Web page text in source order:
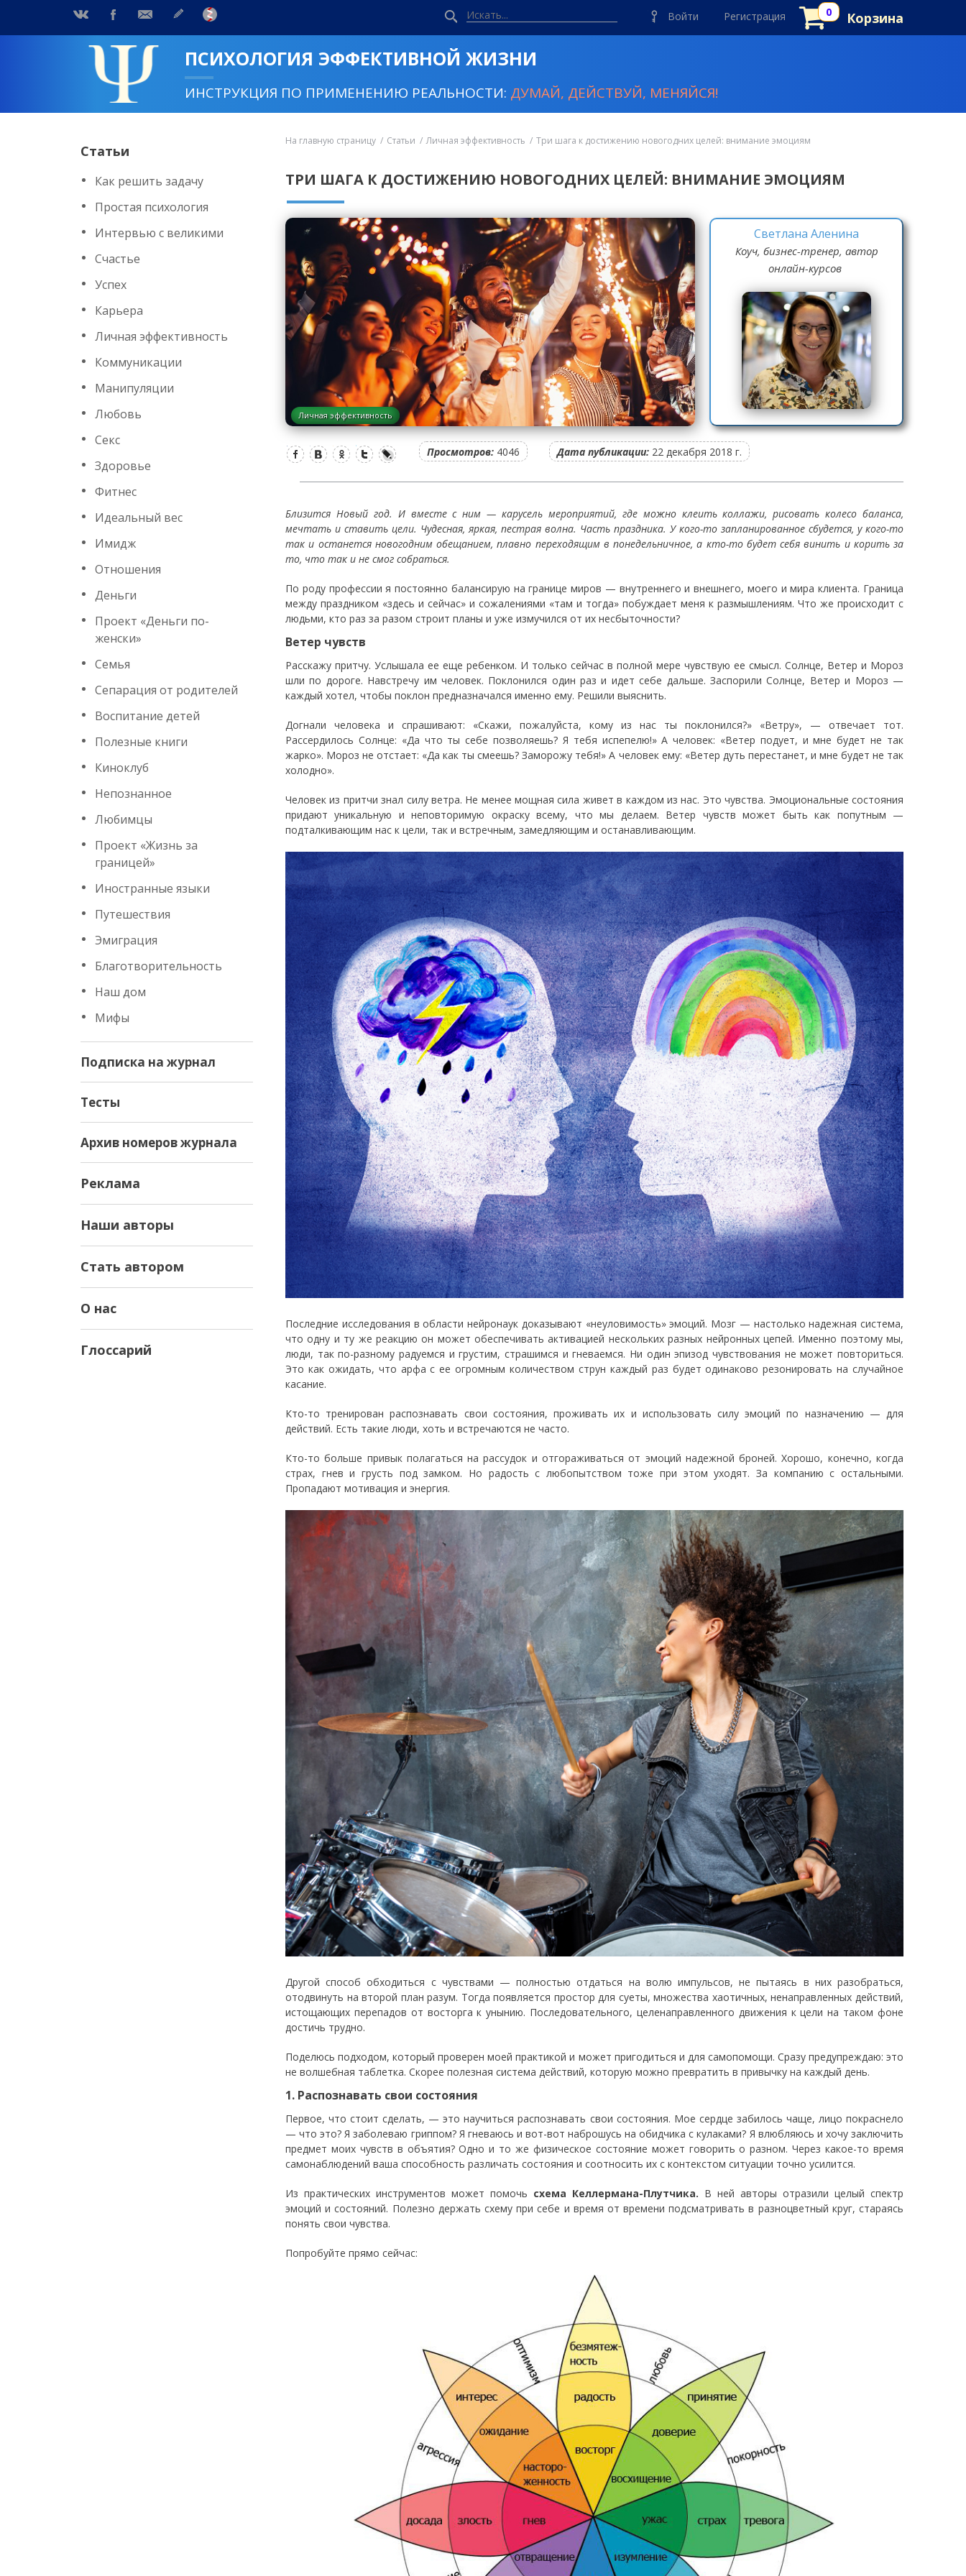
Войти Регистрация Корзина
ПСИХОЛОГИЯ ЭФФЕКТИВНОЙ ЖИЗНИ
ИНСТРУКЦИЯ ПО ПРИМЕНЕНИЮ РЕАЛЬНОСТИ: ДУМАЙ, ДЕЙСТВУЙ, МЕНЯЙСЯ!
Статьи
Как решить задачу
Простая психология
Интервью с великими
Счастье
Успех
Карьера
Личная эффективность
Коммуникации
Манипуляции
Любовь
Секс
Здоровье
Фитнес
Идеальный вес
Имидж
Отношения
Деньги
Проект «Деньги по-
женски»
Семья
Сепарация от родителей
Воспитание детей
Полезные книги
Киноклуб
Непознанное
Любимцы
Проект «Жизнь за
границей»
Иностранные языки
Путешествия
Эмиграция
Благотворительность
Наш дом
Мифы
Подписка на журнал
Тесты
Архив номеров журнала
Реклама
Наши авторы
Стать автором
О нас
Глоссарий
На главную страницу Статьи Личная эффективность Три шага к достижению новогодних целей: внимание эмоциям
ТРИ ШАГА К ДОСТИЖЕНИЮ НОВОГОДНИХ ЦЕЛЕЙ: ВНИМАНИЕ ЭМОЦИЯМ
Личная эффективность
Светлана Аленина
Коуч, бизнес-тренер, автор
онлайн-курсов
Просмотров: 4046 Дата публикации: 22 декабря 2018 г.
Близится Новый год. И вместе с ним — карусель мероприятий, где можно клеить коллажи, рисовать колесо баланса,
мечтать и ставить цели. Чудесная, яркая, пестрая волна. Часть праздника. У кого-то запланированное сбудется, у кого-то
так и останется новогодним обещанием, плавно переходящим в понедельничное, а кто-то будет себя винить и корить за
то, что так и не смог собраться.
По роду профессии я постоянно балансирую на границе миров — внутреннего и внешнего, моего и мира клиента. Граница
между праздником «здесь и сейчас» и сожалениями «там и тогда» побуждает меня к размышлениям. Что же происходит с
людьми, кто раз за разом строит планы и уже измучился от их несбыточности?
Ветер чувств
Расскажу притчу. Услышала ее еще ребенком. И только сейчас в полной мере чувствую ее смысл. Солнце, Ветер и Мороз
шли по дороге. Навстречу им человек. Поклонился один раз и идет себе дальше. Заспорили Солнце, Ветер и Мороз —
каждый хотел, чтобы поклон предназначался именно ему. Решили выяснить.
Догнали человека и спрашивают: «Скажи, пожалуйста, кому из нас ты поклонился?» «Ветру», — отвечает тот.
Рассердилось Солнце: «Да что ты себе позволяешь? Я тебя испепелю!» А человек: «Ветер подует, и мне будет не так
жарко». Мороз не отстает: «Да как ты смеешь? Заморожу тебя!» А человек ему: «Ветер дуть перестанет, и мне будет не так
холодно».
Человек из притчи знал силу ветра. Не менее мощная сила живет в каждом из нас. Это чувства. Эмоциональные состояния
придают уникальную и неповторимую окраску всему, что мы делаем. Ветер чувств может быть как попутным —
подталкивающим нас к цели, так и встречным, замедляющим и останавливающим.
Последние исследования в области нейронаук доказывают «неуловимость» эмоций. Мозг — настолько надежная система,
что одну и ту же реакцию он может обеспечивать активацией нескольких разных нейронных цепей. Именно поэтому мы,
люди, так по-разному радуемся и грустим, страшимся и гневаемся. Ни один эпизод чувствования не может повториться.
Это как ожидать, что арфа с ее огромным количеством струн каждый раз будет одинаково резонировать на случайное
касание.
Кто-то тренирован распознавать свои состояния, проживать их и использовать силу эмоций по назначению — для
действий. Есть такие люди, хоть и встречаются не часто.
Кто-то больше привык полагаться на рассудок и отгораживаться от эмоций надежной броней. Хорошо, конечно, когда
страх, гнев и грусть под замком. Но радость с любопытством тоже при этом уходят. За компанию с остальными.
Пропадают мотивация и энергия.
Другой способ обходиться с чувствами — полностью отдаться на волю импульсов, не пытаясь в них разобраться,
отодвинуть на второй план разум. Тогда появляется простор для суеты, множества хаотичных, ненаправленных действий,
истощающих перепадов от восторга к унынию. Последовательного, целенаправленного движения к цели на таком фоне
достичь трудно.
Поделюсь подходом, который проверен моей практикой и может пригодиться и для самопомощи. Сразу предупреждаю: это
не волшебная таблетка. Скорее полезная система действий, которую можно превратить в привычку на каждый день.
1. Распознавать свои состояния
Первое, что стоит сделать, — это научиться распознавать свои состояния. Мое сердце забилось чаще, лицо покраснело
— что это? Я заболеваю гриппом? Я гневаюсь и вот-вот наброшусь на обидчика с кулаками? Я влюбляюсь и хочу заключить
предмет моих чувств в объятия? Одно и то же физическое состояние может говорить о разном. Через какое-то время
самонаблюдений ваша способность различать состояния и соотносить их с контекстом ситуации точно усилится.
Из практических инструментов может помочь схема Келлермана-Плутчика. В ней авторы отразили целый спектр
эмоций и состояний. Полезно держать схему при себе и время от времени подсматривать в разноцветный круг, стараясь
понять свои чувства.
Попробуйте прямо сейчас: